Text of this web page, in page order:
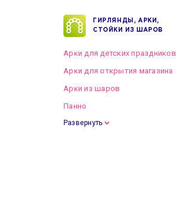
ГИРЛЯНДЫ, АРКИ,
СТОЙКИ ИЗ ШАРОВ
Арки для детских праздников
Арки для открытия магазина
Арки из шаров
Панно
Развернуть